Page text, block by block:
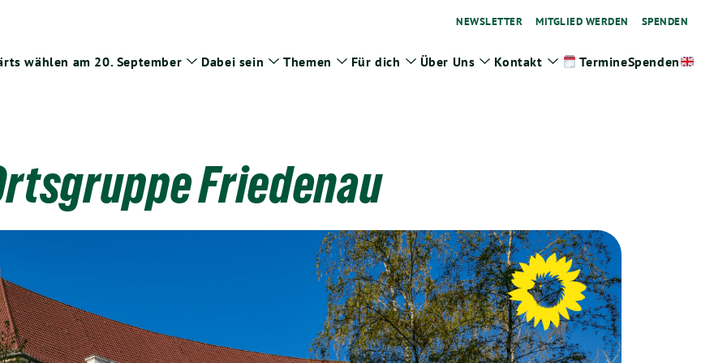
NEWSLETTER MITGLIED WERDEN SPENDEN
wählen am 20. September Zeige
Dabei sein
Zeige
Themen
Zeige
Für dich
Zeige
Über Uns Zeige
Kontakt ZeigeTermineSpenden
Friedenau